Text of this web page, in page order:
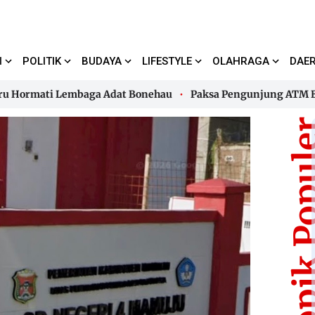
POLITIK BUDAYA LIFESTYLE OLAHRAGA
Lembaga Adat Bonehau Paksa Pengunjung ATM Bayar
Lembaga Adat Bonehau Paksa Pengunjung ATM Bayar